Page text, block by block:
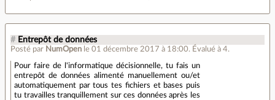
# Entrepôt de données
Posté par NumOpen le 01 décembre 2017 à 18:00. Évalué à 4.
Pour faire de l'informatique décisionnelle, tu fais un
entrepôt de données alimenté manuellement ou/et
automatiquement par tous tes fichiers et bases puis
tu travailles tranquillement sur ces données après les